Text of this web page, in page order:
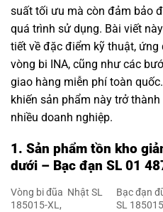
suất tối ưu mà còn đảm bảo
quá trình sử dụng. Bài viết
tiết về đặc điểm kỹ thuật, ứng
vòng bi INA, cũng như các
giao hàng miễn phí toàn
khiến sản phẩm này trở
nhiều doanh nghiệp.
1. Sản phẩm tồn kho
dưới – Bạc đạn SL 01
Vòng bi đũa Nhật SL
185015-XL,
Bạc đạn
SL